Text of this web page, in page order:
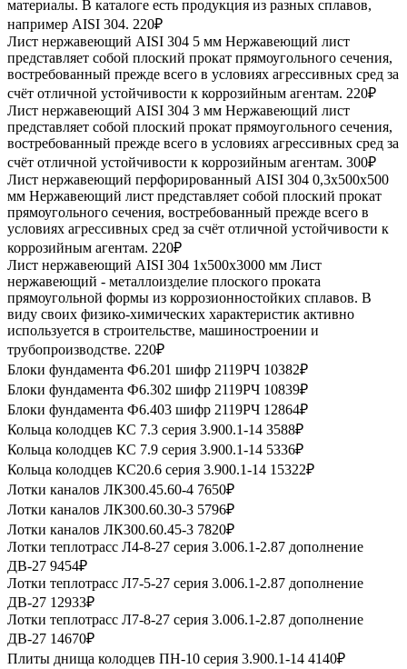
материалы. В каталоге есть продукция из разных сплавов,
например AISI 304. 220₽
Лист нержавеющий AISI 304 5 мм Нержавеющий лист
представляет собой плоский прокат прямоугольного сечения,
востребованный прежде всего в условиях агрессивных сред за
счёт отличной устойчивости к коррозийным агентам. 220₽
Лист нержавеющий AISI 304 3 мм Нержавеющий лист
представляет собой плоский прокат прямоугольного сечения,
востребованный прежде всего в условиях агрессивных сред за
счёт отличной устойчивости к коррозийным агентам. 300₽
Лист нержавеющий перфорированный AISI 304 0,3х500х500
мм Нержавеющий лист представляет собой плоский прокат
прямоугольного сечения, востребованный прежде всего в
условиях агрессивных сред за счёт отличной устойчивости к
коррозийным агентам. 220₽
Лист нержавеющий AISI 304 1х500х3000 мм Лист
нержавеющий - металлоизделие плоского проката
прямоугольной формы из коррозионностойких сплавов. В
виду своих физико-химических характеристик активно
используется в строительстве, машиностроении и
трубопроизводстве. 220₽
Блоки фундамента Ф6.201 шифр 2119РЧ 10382₽
Блоки фундамента Ф6.302 шифр 2119РЧ 10839₽
Блоки фундамента Ф6.403 шифр 2119РЧ 12864₽
Кольца колодцев КС 7.3 серия 3.900.1-14 3588₽
Кольца колодцев КС 7.9 серия 3.900.1-14 5336₽
Кольца колодцев КС20.6 серия 3.900.1-14 15322₽
Лотки каналов ЛК300.45.60-4 7650₽
Лотки каналов ЛК300.60.30-3 5796₽
Лотки каналов ЛК300.60.45-3 7820₽
Лотки теплотрасс Л4-8-27 серия 3.006.1-2.87 дополнение
ДВ-27 9454₽
Лотки теплотрасс Л7-5-27 серия 3.006.1-2.87 дополнение
ДВ-27 12933₽
Лотки теплотрасс Л7-8-27 серия 3.006.1-2.87 дополнение
ДВ-27 14670₽
Плиты днища колодцев ПН-10 серия 3.900.1-14 4140₽